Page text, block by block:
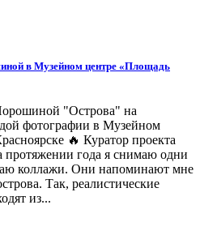
в Музейном центре «Площадь
"Острова" на
фотографии в Музейном
🔥 Куратор проекта
года я снимаю одни
коллажи. Они напоминают мне
Так, реалистические
из...